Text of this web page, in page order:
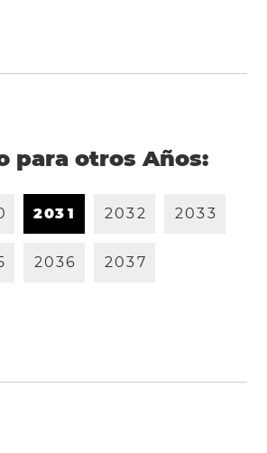
para otros Años:
203 1 2032 2033
2036 2037